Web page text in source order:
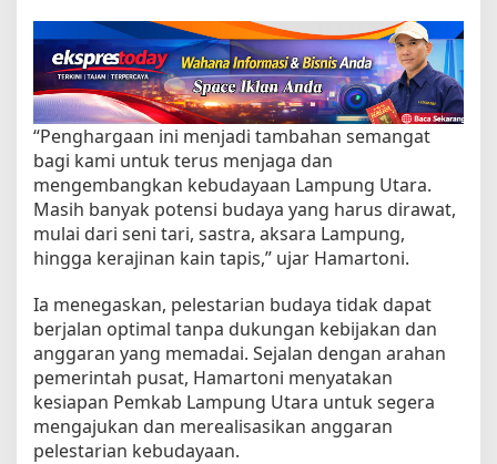
p
u
n
g
U
t
a
r
a
d
H
P
2
0
6
“Penghargaan ini menjadi tambahan semangat
bagi kami untuk terus menjaga dan
mengembangkan kebudayaan Lampung Utara.
Masih banyak potensi budaya yang harus dirawat,
mulai dari seni tari, sastra, aksara Lampung,
hingga kerajinan kain tapis,” ujar Hamartoni.
Ia menegaskan, pelestarian budaya tidak dapat
berjalan optimal tanpa dukungan kebijakan dan
anggaran yang memadai. Sejalan dengan arahan
pemerintah pusat, Hamartoni menyatakan
kesiapan Pemkab Lampung Utara untuk segera
mengajukan dan merealisasikan anggaran
pelestarian kebudayaan.